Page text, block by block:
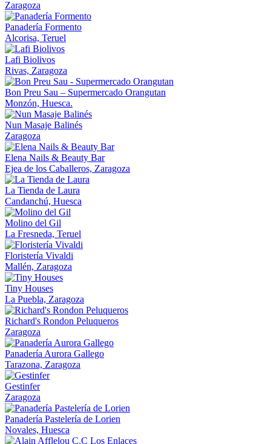
Zaragoza
Panadería Formento
Alcorisa, Teruel
Lafi Biolivos
Rivas, Zaragoza
Bon Preu Sau – Supermercado Orangutan
Monzón, Huesca.
Nun Masaje Balinés
Zaragoza
Elena Nails & Beauty Bar
Ejea de los Caballeros, Zaragoza
La Tienda de Laura
Candanchú, Huesca
Molino del Gil
La Fresneda, Teruel
Floristería Vivaldi
Mallén, Zaragoza
Tiny Houses
La Puebla, Zaragoza
Richard's Rondon Peluqueros
Zaragoza
Panadería Aurora Gallego
Tarazona, Zaragoza
Gestinfer
Zaragoza
Panadería Pastelería de Lorien
Novales, Huesca